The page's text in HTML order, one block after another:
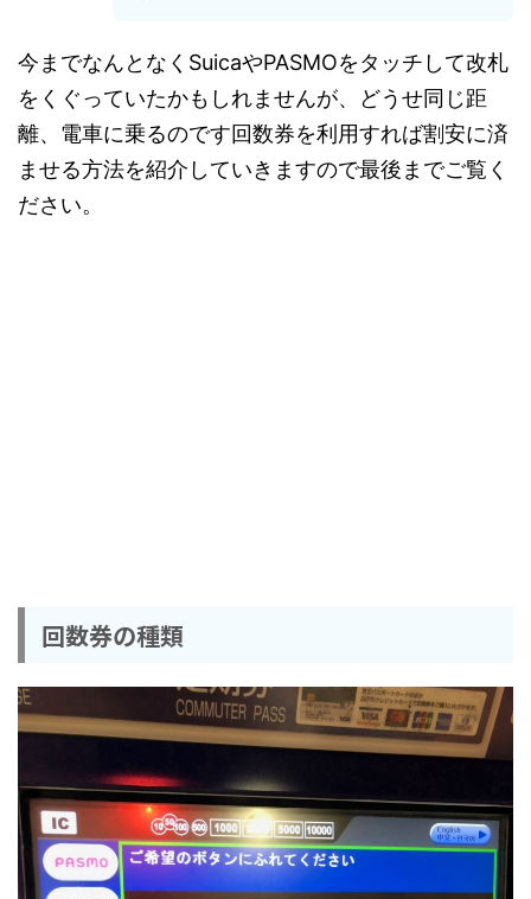
今までなんとなくSuicaやPASMOをタッチして改札
をくぐっていたかもしれませんが、どうせ同じ距
離、電車に乗るのです回数券を利用すれば割安に済
ませる方法を紹介していきますので最後までご覧く
ださい。
回数券の種類